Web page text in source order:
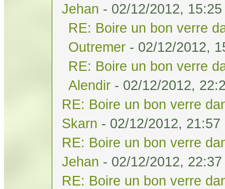
Jehan - 02/12/2012, 15:25
RE: Boire un bon verre
Outremer - 02/12/2012,
RE: Boire un bon verre
Alendir - 02/12/2012,
RE: Boire un bon verre
Skarn - 02/12/2012, 21:57
RE: Boire un bon verre
Jehan - 02/12/2012, 22:37
RE: Boire un bon verre